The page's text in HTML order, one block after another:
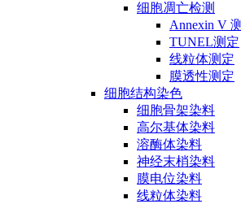
细胞凋亡检测
Annexin V
TUNEL测定
线粒体测定
膜透性测定
细胞结构染色
细胞骨架染料
高尔基体染料
溶酶体染料
神经末梢染料
膜电位染料
线粒体染料